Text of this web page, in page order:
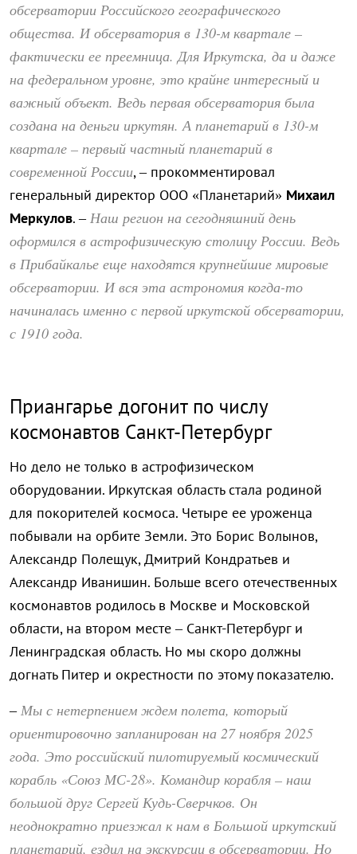
обсерватории Российского географического
общества. И обсерватория в 130-м квартале –
фактически ее преемница. Для Иркутска, да и даже
на федеральном уровне, это крайне интересный и
важный объект. Ведь первая обсерватория была
создана на деньги иркутян. А планетарий в 130-м
квартале – первый частный планетарий в
современной России, – прокомментировал
генеральный директор ООО «Планетарий» Михаил
Меркулов. –Наш регион на сегодняшний день
оформился в астрофизическую столицу России. Ведь
в Прибайкалье еще находятся крупнейшие мировые
обсерватории. И вся эта астрономия когда-то
начиналась именно с первой иркутской обсерватории,
с 1910 года.
Приангарье догонит по числу
космонавтов Санкт-Петербург
Но дело не только в астрофизическом
оборудовании. Иркутская область стала родиной
для покорителей космоса. Четыре ее уроженца
побывали на орбите Земли. Это Борис Волынов,
Александр Полещук, Дмитрий Кондратьев и
Александр Иванишин. Больше всего отечественных
космонавтов родилось в Москве и Московской
области, на втором месте – Санкт-Петербург и
Ленинградская область. Но мы скоро должны
догнать Питер и окрестности по этому показателю.
–Мы с нетерпением ждем полета, который
ориентировочно запланирован на 27 ноября 2025
года. Это российский пилотируемый космический
корабль «Союз МС-28». Командир корабля – наш
большой друг Сергей Кудь-Сверчков. Он
неоднократно приезжал к нам в Большой иркутский
планетарий, ездил на экскурсии в обсерватории. Но